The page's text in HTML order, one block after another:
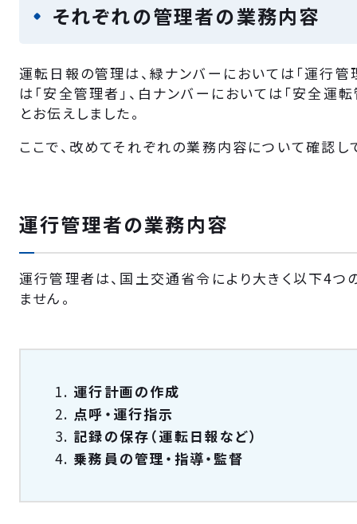
それぞれの管理者の業務内容
運転日報の管理は、緑ナンバーにおいては「運行管
は「安全管理者」、白ナンバーにおいては「安全運
とお伝えしました。
ここで、改めてそれぞれの業務内容について確認し
運行管理者の業務内容
運行管理者は、国土交通省令により大きく以下4
ません。
運行計画の作成
点呼・運行指示
記録の保存（運転日報など）
乗務員の管理・指導・監督